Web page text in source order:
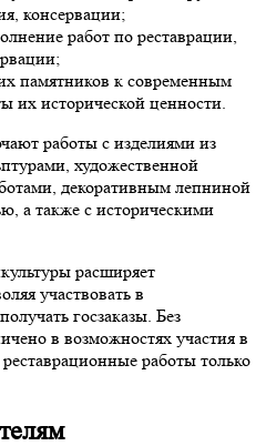
консервации;
работ по реставрации,
памятников к современным
их исторической ценности.
работы с изделиями из
художественной
декоративным лепниной
а также с историческими
расширяет
участвовать в
госзаказы. Без
в возможностях участия в
работы только